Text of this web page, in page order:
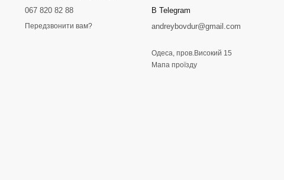
067 820 82 88
Передзвонити вам?
В Telegram
andreybovdur@gmail.com
Одеса, пров.Високий 15
Мапа проїзду